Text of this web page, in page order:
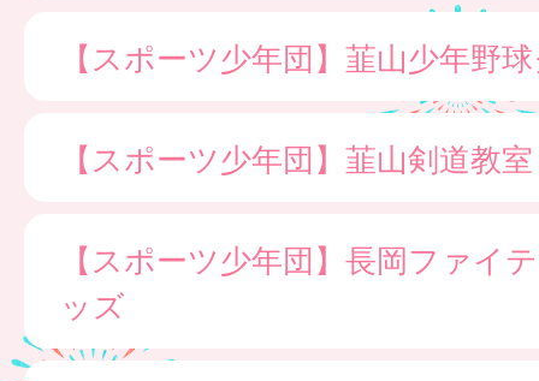
【スポーツ少年団】韮山少年野
【スポーツ少年団】韮山剣道教室
【スポーツ少年団】長岡ファイ
ッズ